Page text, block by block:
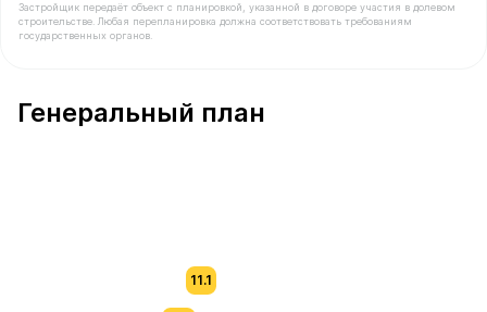
Застройщик передаёт объект с планировкой, указанной в договоре участия в долевом
строительстве. Любая перепланировка должна соответствовать требованиям
государственных органов.
Генеральный план
11.1